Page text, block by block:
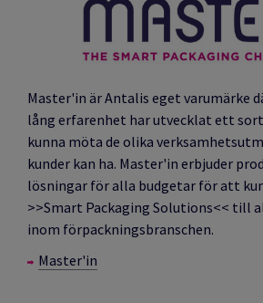
Master'in är Antalis eget varumärke
lång erfarenhet har utvecklat ett
kunna möta de olika
kunder kan ha. Master'in erbjuder
lösningar för alla budgetar för att
>>Smart Packaging Solutions<< till
inom förpackningsbranschen.
Master'in